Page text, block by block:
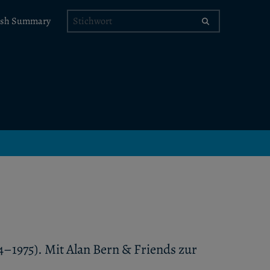
Summary Stichwort
Mit Alan Bern & Friends zur